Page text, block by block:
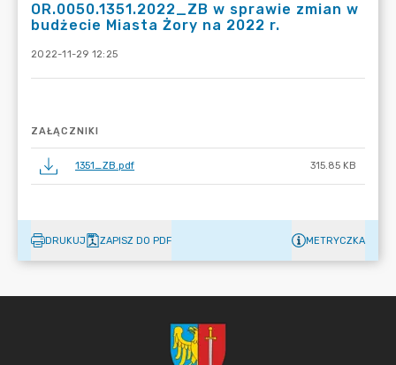
OR.0050.1351.2022_ZB w sprawie zmian w
budżecie Miasta Żory na 2022 r.
2022-11-29 12:25
ZAŁĄCZNIKI
1351_ZB.pdf 315.85 KB
DRUKUJ ZAPISZ DO PDF METRYCZKA